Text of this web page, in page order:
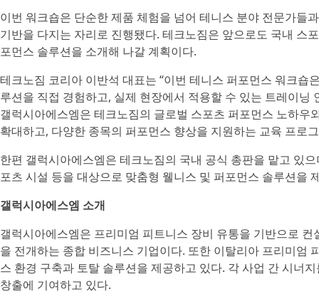
이번 워크숍은 단순한 제품 체험을 넘어 테니스 분야 전문가들
기반을 다지는 자리로 진행됐다. 테크노짐은 앞으로도 국내 스
포먼스 솔루션을 소개해 나갈 계획이다.
테크노짐 코리아 이반석 대표는 “이번 테니스 퍼포먼스 워크
루션을 직접 경험하고, 실제 현장에서 적용할 수 있는 트레이
갤럭시아에스엠은 테크노짐의 글로벌 스포츠 퍼포먼스 노하
확대하고, 다양한 종목의 퍼포먼스 향상을 지원하는 교육 프로
한편 갤럭시아에스엠은 테크노짐의 국내 공식 총판을 맡고 있
포츠 시설 등을 대상으로 맞춤형 웰니스 및 퍼포먼스 솔루션을
갤럭시아에스엠 소개
갤럭시아에스엠은 프리미엄 피트니스 장비 유통을 기반으로
을 전개하는 종합 비즈니스 기업이다. 또한 이탈리아 프리미엄
스 환경 구축과 토탈 솔루션을 제공하고 있다. 각 사업 간 시너
창출에 기여하고 있다.